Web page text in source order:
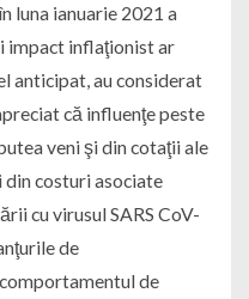
luna ianuarie 2021 a
impact inflaţionist ar
anticipat, au considerat
că influenţe peste
veni şi din cotaţii ale
costuri asociate
cu virusul SARS CoV-
de
de